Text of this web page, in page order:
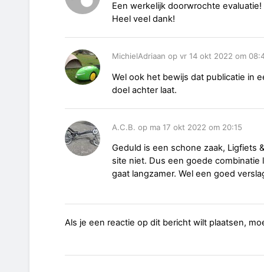
Een werkelijk doorwrochte evaluatie!
Heel veel dank!
MichielAdriaan op vr 14 okt 2022 om
Wel ook het bewijs dat publicatie in
doel achter laat.
A.C.B. op ma 17 okt 2022 om 20:15
Geduld is een schone zaak, Ligfiets
site niet. Dus een goede
gaat langzamer. Wel een goed
Als je een reactie op dit bericht wilt plaatsen,